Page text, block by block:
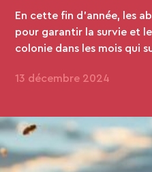
En cette fin d'année, les
pour garantir la survie et
colonie dans les mois qui
13 décembre 2024